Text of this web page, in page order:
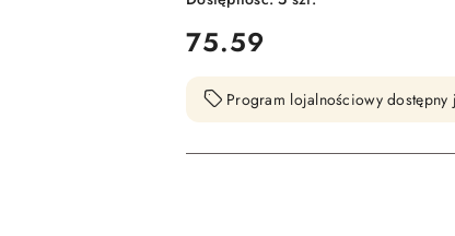
cena:
75.59
Program lojalnościowy dostępny